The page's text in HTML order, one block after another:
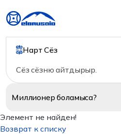
Нарт Сёз
Сёз сёзню айтдырыр.
Миллионерболамыса?
Элемент не найден!
Возврат к списку